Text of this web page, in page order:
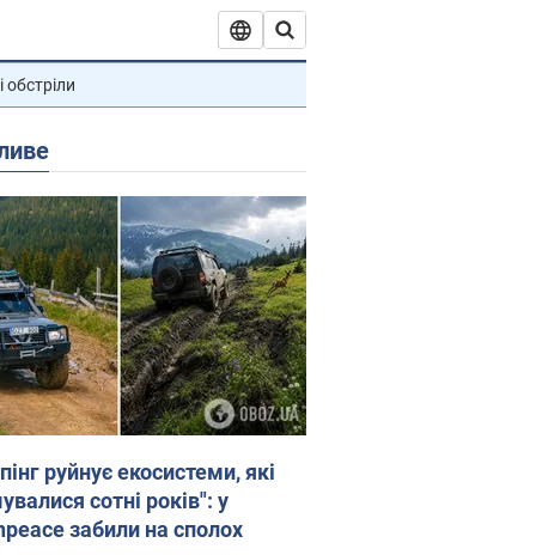
обстріли
руйнує екосистеми, які
сотні років": у
забили на сполох